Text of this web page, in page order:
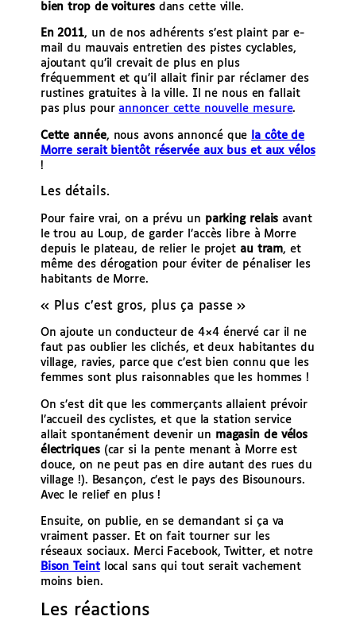
bien trop de voituresdans cette ville.
En 2011, un de nos adhérents s’est plaint par e-
mail du mauvais entretien des pistes cyclables,
ajoutant qu’il crevait de plus en plus
fréquemment et qu’il allait finir par réclamer des
rustines gratuites à la ville. Il ne nous en fallait
pas plus pourannoncer cette nouvelle mesure.
Cette année, nous avons annoncé que
la côte de
Morre serait bientôt réservée aux bus et aux vélos
!
Les détails.
Pour faire vrai, on a prévu un parking relais avant
le trou au Loup, de garder l’accès libre à Morre
depuis le plateau, de relier le projet au tram, et
même des dérogation pour éviter de pénaliser les
habitants de Morre.
« Plus c’est gros, plus ça passe »
On ajoute un conducteur de 4×4 énervé car il ne
faut pas oublier les clichés, et deux habitantes du
village, ravies, parce que c’est bien connu que les
femmes sont plus raisonnables que les hommes !
On s’est dit que les commerçants allaient prévoir
l’accueil des cyclistes, et que la station service
allait spontanément devenir un magasin de vélos
électriques(car si la pente menant à Morre est
douce, on ne peut pas en dire autant des rues du
village !). Besançon, c’est le pays des Bisounours.
Avec le relief en plus !
Ensuite, on publie, en se demandant si ça va
vraiment passer. Et on fait tourner sur les
réseaux sociaux. Merci Facebook, Twitter, et notre
Bison Teintlocal sans qui tout serait vachement
moins bien.
Les réactions